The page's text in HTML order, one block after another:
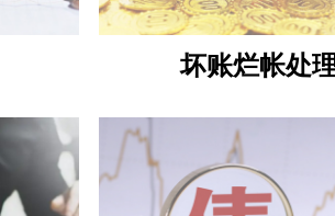
坏账烂帐处